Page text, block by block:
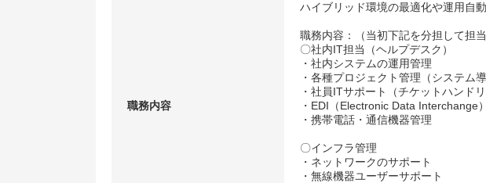
職務内容
ハイブリッド環境の最適化や運用自
職務内容：（当初下記を分担して担当
〇社内IT担当（ヘルプデスク）
・社内システムの運用管理
・各種プロジェクト管理（システム導
・社員ITサポート（チケットハンド
・EDI（Electronic Data Interchange
・携帯電話・通信機器管理
〇インフラ管理
・ネットワークのサポート
・無線機器ユーザーサポート